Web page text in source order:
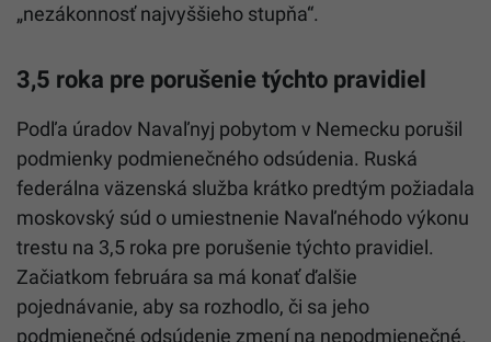
„nezákonnosť najvyššieho stupňa“.
3,5 roka pre porušenie týchto pravidiel
Podľa úradov Navaľnyj pobytom v Nemecku porušil
podmienky podmienečného odsúdenia. Ruská
federálna väzenská služba krátko predtým požiadala
moskovský súd o umiestnenie Navaľnéhodo výkonu
trestu na 3,5 roka pre porušenie týchto pravidiel.
Začiatkom februára sa má konať ďalšie
pojednávanie, aby sa rozhodlo, či sa jeho
podmienečné odsúdenie zmení na nepodmienečné.